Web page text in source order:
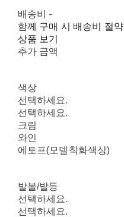
배송비 -
함께 구매 시 배송비 절약
상품 보기
추가 금액
색상
선택하세요.
선택하세요.
크림
와인
에토프(모델착화색상)
발볼/발등
선택하세요.
선택하세요.